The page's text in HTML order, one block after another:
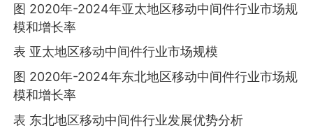
图 2020年-2024年亚太地区移动中间件行业市场规
模和增长率
表 亚太地区移动中间件行业市场规模
图 2020年-2024年东北地区移动中间件行业市场规
模和增长率
表 东北地区移动中间件行业发展优势分析